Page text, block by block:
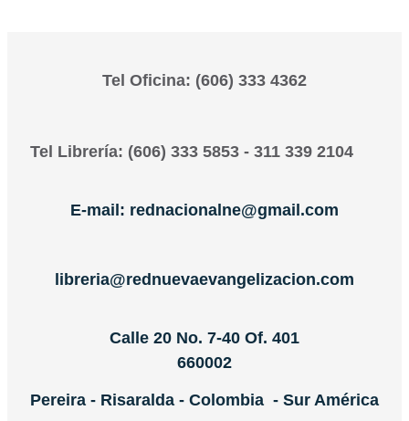
Tel Oficina: (606) 333 4362
Tel Librería: (606) 333 5853 - 311 339 2104
E-mail: rednacionalne@gmail.com
libreria@rednuevaevangelizacion.com
Calle 20 No. 7-40 Of. 401
660002
Pereira - Risaralda - Colombia - Sur América